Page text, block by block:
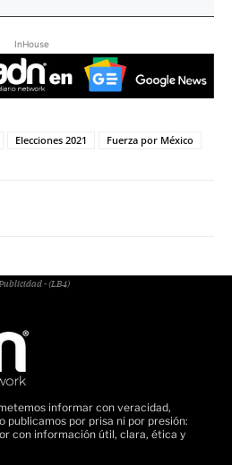
InHouse
Elecciones 2021 Fuerza por México
- (LB4)
informar con veracidad,
publicamos por prisa ni por presión:
con información útil, clara, ética y